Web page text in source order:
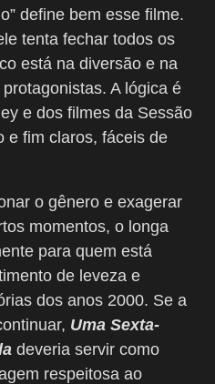
define bem esse filme.
tenta fechar todos os
está na diversão e na
A lógica é
e dos filmes da Sessão
e fim claros, fáceis de
o gênero e exagerar
momentos, o longa
para quem está
de leveza e
dos anos 2000. Se a
Uma Sexta-
deveria servir como
respeitosa ao